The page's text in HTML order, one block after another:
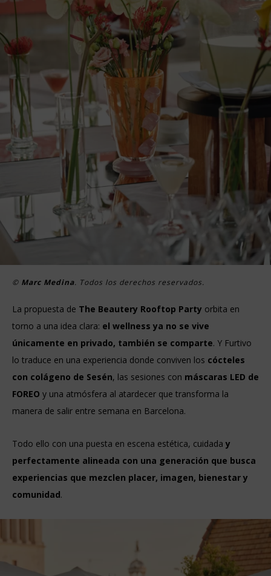
© Marc Medina. Todos los derechos reservados.
La propuesta de The Beautery Rooftop Party orbita en
torno a una idea clara: el wellness ya no se vive
únicamente en privado, también se comparte. Y Furtivo
lo traduce en una experiencia donde conviven los cócteles
con colágeno de Sesén, las sesiones con máscaras LED de
FOREO y una atmósfera al atardecer que transforma la
manera de salir entre semana en Barcelona.
Todo ello con una puesta en escena estética, cuidada y
perfectamente alineada con una generación que busca
experiencias que mezclen placer, imagen, bienestar y
comunidad.